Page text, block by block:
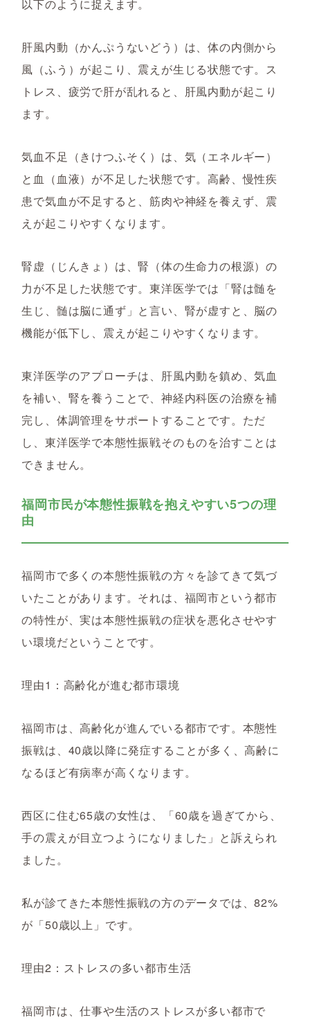
以下のように捉えます。
肝風内動（かんぷうないどう）は、体の内側から
風（ふう）が起こり、震えが生じる状態です。ス
トレス、疲労で肝が乱れると、肝風内動が起こり
ます。
気血不足（きけつふそく）は、気（エネルギー）
と血（血液）が不足した状態です。高齢、慢性疾
患で気血が不足すると、筋肉や神経を養えず、震
えが起こりやすくなります。
腎虚（じんきょ）は、腎（体の生命力の根源）の
力が不足した状態です。東洋医学では「腎は髄を
生じ、髄は脳に通ず」と言い、腎が虚すと、脳の
機能が低下し、震えが起こりやすくなります。
東洋医学のアプローチは、肝風内動を鎮め、気血
を補い、腎を養うことで、神経内科医の治療を補
完し、体調管理をサポートすることです。ただ
し、東洋医学で本態性振戦そのものを治すことは
できません。
福岡市民が本態性振戦を抱えやすい5つの理
由
福岡市で多くの本態性振戦の方々を診てきて気づ
いたことがあります。それは、福岡市という都市
の特性が、実は本態性振戦の症状を悪化させやす
い環境だということです。
理由1：高齢化が進む都市環境
福岡市は、高齢化が進んでいる都市です。本態性
振戦は、40歳以降に発症することが多く、高齢に
なるほど有病率が高くなります。
西区に住む65歳の女性は、「60歳を過ぎてから、
手の震えが目立つようになりました」と訴えられ
ました。
私が診てきた本態性振戦の方のデータでは、82%
が「50歳以上」です。
理由2：ストレスの多い都市生活
福岡市は、仕事や生活のストレスが多い都市で